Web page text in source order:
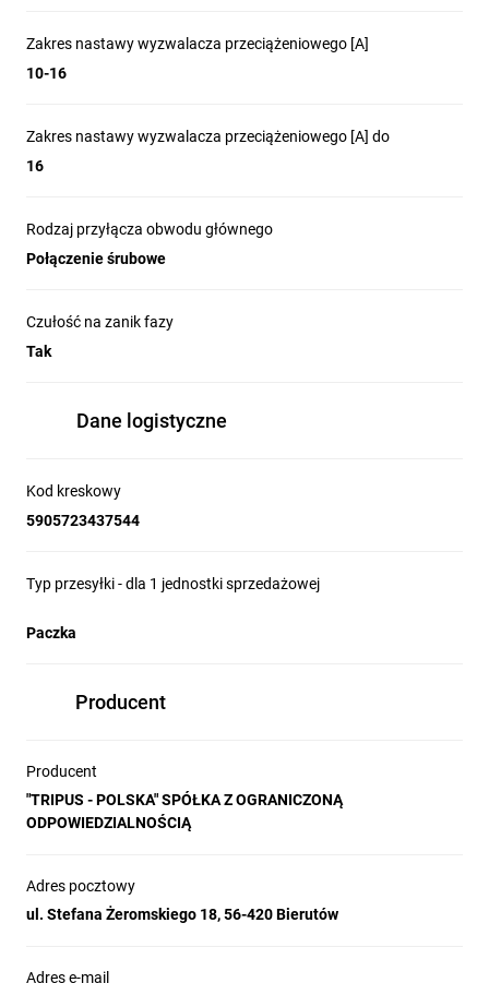
Zakres nastawy wyzwalacza przeciążeniowego [A]
10-16
Zakres nastawy wyzwalacza przeciążeniowego [A] do
16
Rodzaj przyłącza obwodu głównego
Połączenie śrubowe
Czułość na zanik fazy
Tak
Dane logistyczne
Kod kreskowy
5905723437544
Typ przesyłki - dla 1 jednostki sprzedażowej
Paczka
Producent
Producent
"TRIPUS - POLSKA" SPÓŁKA Z OGRANICZONĄ
ODPOWIEDZIALNOŚCIĄ
Adres pocztowy
ul. Stefana Żeromskiego 18, 56-420 Bierutów
Adres e-mail